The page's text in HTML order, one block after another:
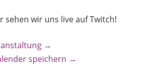
sehen wir uns live auf Twitch!
→
speichern →